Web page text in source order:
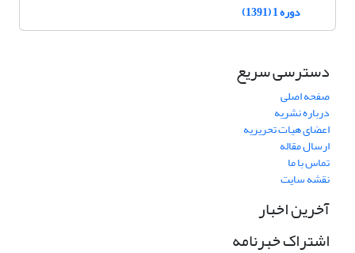
دوره 1 (1391)
دسترسی سریع
صفحه اصلی
درباره نشریه
اعضای هیات تحریریه
ارسال مقاله
تماس با ما
نقشه سایت
آخرین اخبار
اشتراک خبرنامه